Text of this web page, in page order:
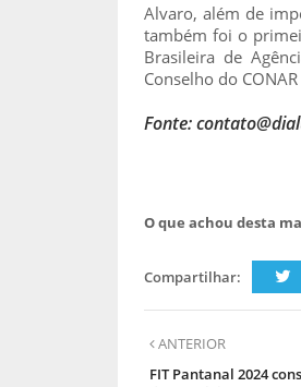
Alvaro, além de
também foi o
Brasileira de
Conselho do
Fonte:
O que achou desta
Compartilhar:
ANTERIOR
FIT Pantanal 2024